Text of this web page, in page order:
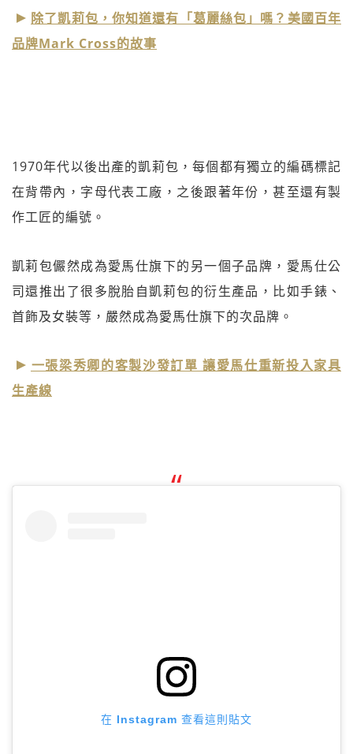
除了凱莉包，你知道還有「葛麗絲包」嗎？美國百年
品牌Mark Cross的故事
1970年代以後出產的凱莉包，每個都有獨立的編碼標記
在背帶內，字母代表工廠，之後跟著年份，甚至還有製
作工匠的編號。
凱莉包儼然成為愛馬仕旗下的另一個子品牌，愛馬仕公
司還推出了很多脫胎自凱莉包的衍生產品，比如手錶、
首飾及女裝等，嚴然成為愛馬仕旗下的次品牌。
一張梁秀卿的客製沙發訂單 讓愛馬仕重新投入家具
生產線
在 Instagram 查看這則貼文